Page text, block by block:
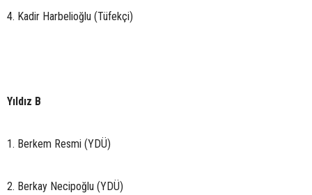
4. Kadir Harbelioğlu (Tüfekçi)
Yıldız B
1. Berkem Resmi (YDÜ)
2. Berkay Necipoğlu (YDÜ)